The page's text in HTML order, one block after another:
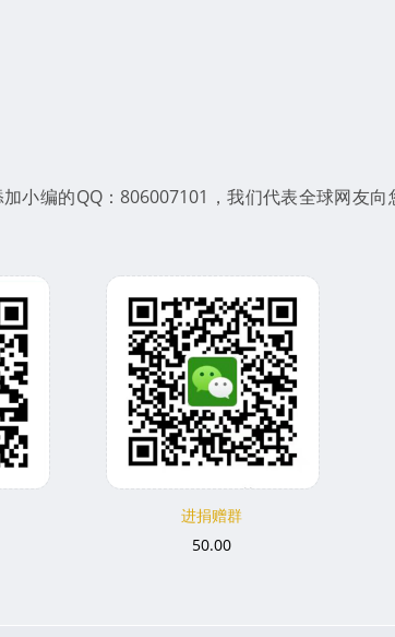
小编的QQ：806007101，我们代表全球网友向
进捐赠群
50.00